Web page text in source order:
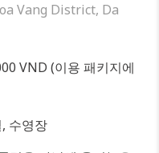
Vang District, Da
VND (이용 패키지에
수영장